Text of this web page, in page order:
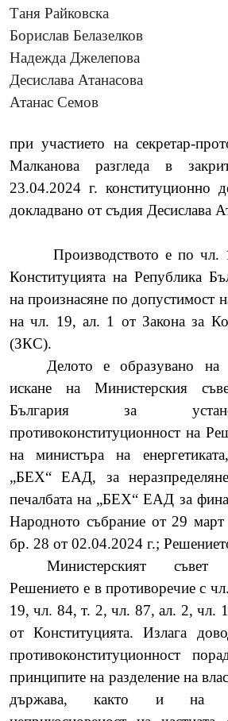
Таня Райковска
Борислав Белазелков
Надежда Джелепова
Десислава Атанасова
Атанас Семов
при участието на секретар-
Малканова разгледа в
23.04.2024 г. конституционно
докладвано от съдия Десислава
Производството е по
Конституцията на Република
на произнасяне по допустимост
на чл. 19, ал. 1 от Закона за
(ЗКС).
Делото е образувано
искане на Министерския
България за
противоконституционност на
на министъра на
„БЕХ“ ЕАД, за
печалбата на „БЕХ“ ЕАД за
Народното събрание от 29
бр. 28 от 02.04.2024 г.;
Министерският
Решението е в противоречие с
19, чл. 84, т. 2, чл. 87, ал. 2, чл.
от Конституцията. Излага
противоконституционност
принципите на разделение на
държава, както и на